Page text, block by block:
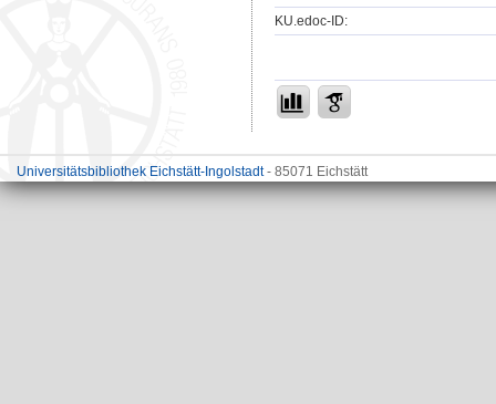
KU.edoc-ID:
Universitätsbibliothek Eichstätt-Ingolstadt- 85071 Eichstätt